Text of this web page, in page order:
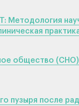
Методология
общество
пузыря после